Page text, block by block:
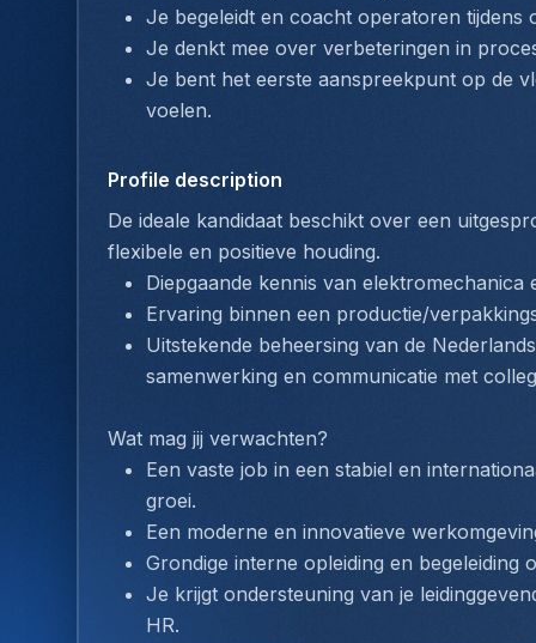
Je begeleidt en coacht operatoren tijdens
Je denkt mee over verbeteringen in
Je bent het eerste aanspreekpunt op de
voelen.
Profile description
De ideale kandidaat beschikt over een
flexibele en positieve houding.
Diepgaande kennis van
Ervaring binnen een productie/
Uitstekende beheersing van de
samenwerking en communicatie met
Wat mag jij verwachten?
Een vaste job in een stabiel en
groei.
Een moderne en innovatieve
Grondige interne opleiding en begeleiding
Je krijgt ondersteuning van je
HR.